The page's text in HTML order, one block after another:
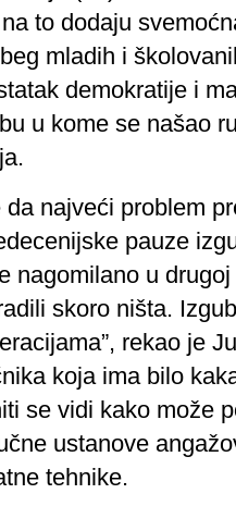
to dodaju
mladih i
demokratije i
u kome se našao
da najveći problem
pauze
nagomilano u
skoro ništa.
rekao je
koja ima bilo
se vidi kako može
ustanove
tehnike.